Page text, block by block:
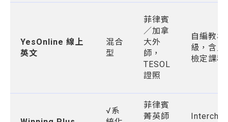
YesOnline 線上
英文
混合
型
菲律賓
／加拿
大外
師，
TESOL
證照
自編教材
級，含兒
檢定課程
√系
菲律賓
菁英師